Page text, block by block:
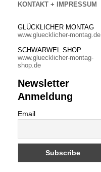
KONTAKT + IMPRESSUM
GLÜCKLICHER MONTAG
www.gluecklicher-montag.de
SCHWARWEL SHOP
www.gluecklicher-montag-
shop.de
Newsletter
Anmeldung
Email